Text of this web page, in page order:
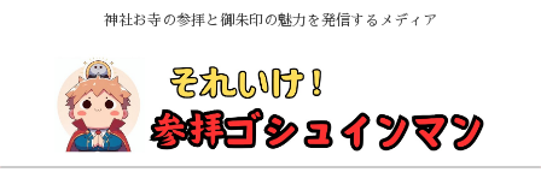
神社お寺の参拝と御朱印の魅力を発信するメディア